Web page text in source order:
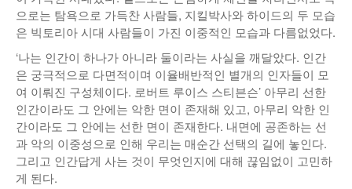
으로는 탐욕으로 가득찬 사람들, 지킬박사와 하이드의 두 모습
은 빅토리아 시대 사람들이 가진 이중적인 모습과 다름없었다.
‘나는 인간이 하나가 아니라 둘이라는 사실을 깨달았다. 인간
은 궁극적으로 다면적이며 이율배반적인 별개의 인자들이 모
여 이뤄진 구성체이다. 로버트 루이스 스티븐슨’ 아무리 선한
인간이라도 그 안에는 악한 면이 존재해 있고, 아무리 악한 인
간이라도 그 안에는 선한 면이 존재한다. 내면에 공존하는 선
과 악의 이중성으로 인해 우리는 매순간 선택의 길에 놓인다.
그리고 인간답게 사는 것이 무엇인지에 대해 끊임없이 고민하
게 된다.